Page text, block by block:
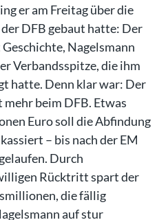
er am Freitag über die
DFB gebaut hatte: Der
Nagelsmann
Verbandsspitze, die ihm
hatte. Denn klar war: Der
beim DFB. Etwas
Euro soll die Abfindung
– bis nach der EM
Durch
Rücktritt spart der
die fällig
auf stur